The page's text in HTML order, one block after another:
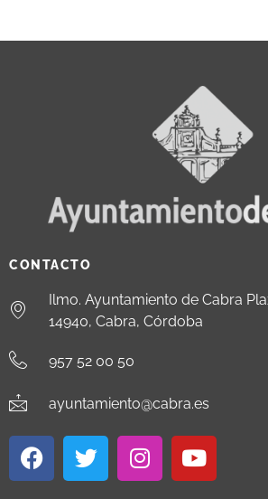
CONTACTO
Ilmo. Ayuntamiento de Cabra
14940, Cabra, Córdoba
957 52 00 50
ayuntamiento@cabra.es